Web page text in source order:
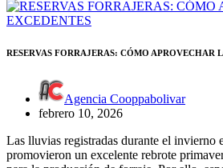
RESERVAS FORRAJERAS: CÓMO APROVECHAR
Agencia Cooppabolivar
febrero 10, 2026
Las lluvias registradas durante el invierno
promovieron un excelente rebrote